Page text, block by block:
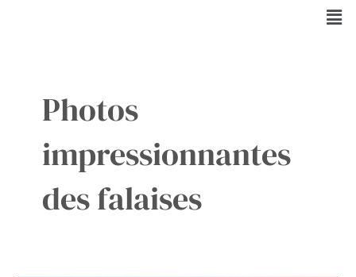
Photos
impressionnantes
des falaises